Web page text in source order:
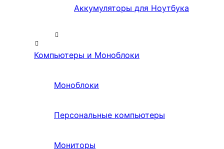
Аккумуляторы для Ноутбука
Компьютеры и Моноблоки
Моноблоки
Персональные компьютеры
Мониторы